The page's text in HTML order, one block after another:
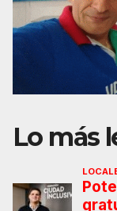
Lo más